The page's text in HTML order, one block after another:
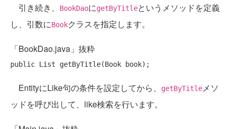
引き続き、 BookDaoにgetByTitleというメソッドを定義
し、引数にBookクラスを指定します。
「BookDao.java」抜粋
public
EntityにLike句の条件を設定してから、 getByTitleメソ
ッドを呼び出して、like検索を行います。